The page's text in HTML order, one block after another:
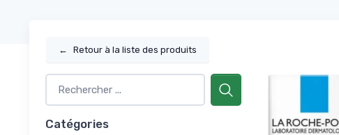
← Retour à la liste des produits
Catégories